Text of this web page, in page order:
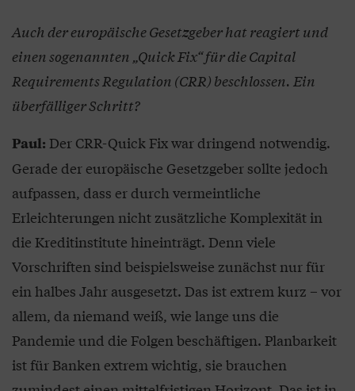
Auch der europäische Gesetzgeber hat reagiert und
einen sogenannten „Quick Fix“ für die Capital
Requirements Regulation (CRR) beschlossen. Ein
überfälliger Schritt?
Paul: Der CRR-Quick Fix war dringend notwendig.
Gerade der europäische Gesetzgeber sollte jedoch
aufpassen, dass er durch vermeintliche
Erleichterungen nicht zusätzliche Komplexität in
die Kreditinstitute hineinträgt. Denn viele
Vorschriften sind beispielsweise zunächst nur für
ein halbes Jahr ausgesetzt. Das ist extrem kurz – vor
allem, da niemand weiß, wie lange uns die
Pandemie und die Folgen beschäftigen. Planbarkeit
ist für Banken extrem wichtig, sie brauchen